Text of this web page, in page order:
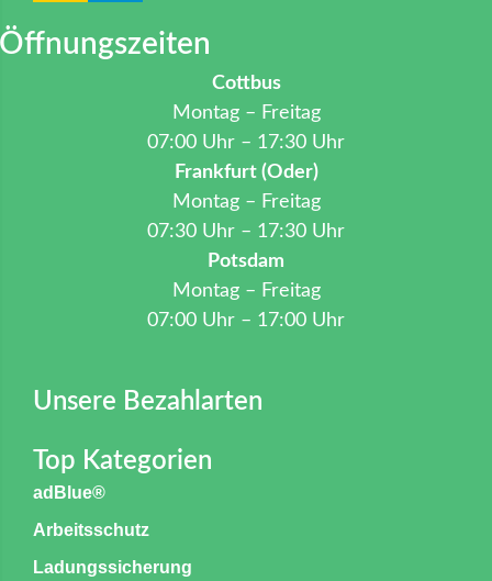
Öffnungszeiten
Cottbus
Montag – Freitag
07:00 Uhr – 17:30 Uhr
Frankfurt (Oder)
Montag – Freitag
07:30 Uhr – 17:30 Uhr
Potsdam
Montag – Freitag
07:00 Uhr – 17:00 Uhr
Unsere Bezahlarten
Top Kategorien
adBlue®
Arbeitsschutz
Ladungssicherung